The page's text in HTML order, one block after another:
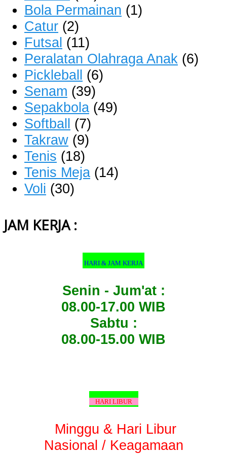
Bola Permainan (1)
Catur (2)
Futsal (11)
Peralatan Olahraga Anak (6)
Pickleball
(6)
Senam (39)
Sepakbola (49)
Softball
(7)
Takraw (9)
Tenis (18)
Tenis Meja (14)
Voli (30)
JAM KERJA :
HARI & JAM KERJA
Senin - Jum'at :
08.00-17.00 WIB
Sabtu :
08.00-15.00 WIB
HARI LIBUR
Minggu & Hari Libur
Nasional / Keagamaan